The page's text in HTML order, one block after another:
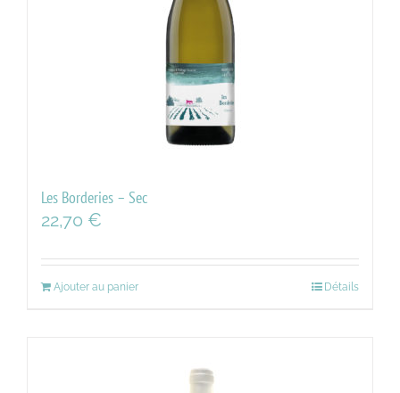
Les Borderies – Sec
22,70 €
Ajouter au panier Détails